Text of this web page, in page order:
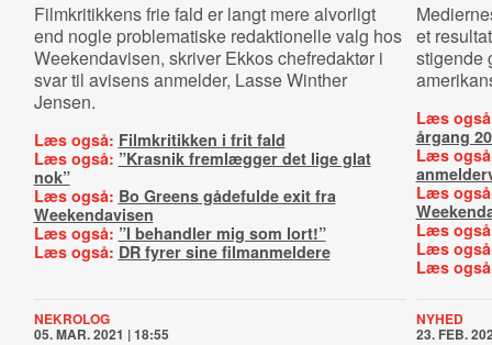
Filmkritikkens frie fald er langt mere alvorligt
end nogle problematiske redaktionelle valg hos
Weekendavisen, skriver Ekkos chefredaktør i
svar til avisens anmelder, Lasse Winther
Jensen.
Læs også: Filmkritikken i frit fald
Læs også: ”Krasnik fremlægger det lige glat
nok”
Læs også: Bo Greens gådefulde exit fra
Weekendavisen
Læs også: ”I behandler mig som lort!”
Læs også: DR fyrer sine filmanmeldere
et
stigende
Læs
årgang
Læs
Læs
Læs
Læs
Læs
NEKROLOG
05. MAR. 2021 | 18:55
NYHED
23. FEB.